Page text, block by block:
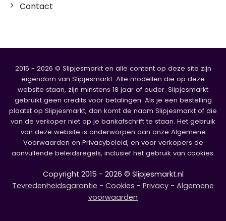
Contact
2015 - 2026 © Slipjesmarkt en alle content op deze site zijn
eigendom van Slipjesmarkt. Alle modellen die op deze
website staan, zijn minstens 18 jaar of ouder. Slipjesmarkt
gebruikt geen credits voor betalingen. Als je een bestelling
plaatst op Slipjesmarkt, dan komt de naam Slipjesmarkt of die
van de verkoper niet op je bankafschrift te staan. Het gebruik
van deze website is onderworpen aan onze Algemene
Voorwaarden en Privacybeleid, en voor verkopers de
aanvullende beleidsregels, inclusief het gebruik van cookies.
Copyright 2015 - 2026 © Slipjesmarkt.nl
Tevredenheidsgarantie - Cookies - Privacy - Algemene
voorwaarden